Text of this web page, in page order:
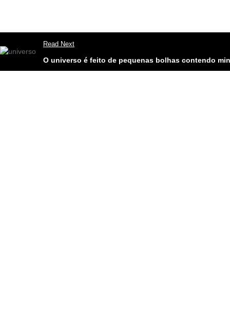
Read Next
O universo é feito de pequenas bolhas contendo